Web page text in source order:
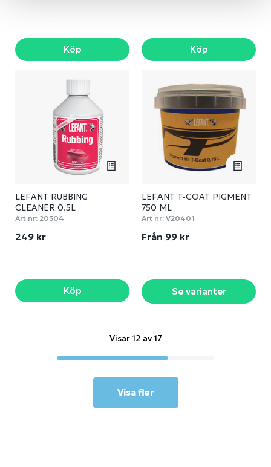
Köp Köp
LEFANT RUBBING
CLEANER 0.5L
Art nr: 20304
249 kr
Köp
LEFANT T-COAT PIGMENT
750 ML
Art nr: V20401
Från 99 kr
Se varianter
Visar 12 av 17
Visa fler